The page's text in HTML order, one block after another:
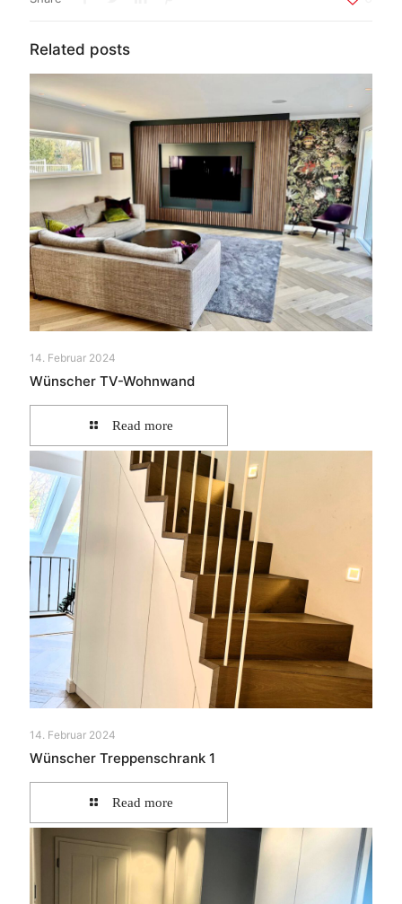
Related posts
14. Februar 2024
Wünscher TV-Wohnwand
Read more
14. Februar 2024
Wünscher Treppenschrank 1
Read more